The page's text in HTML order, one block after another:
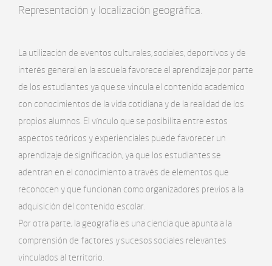
Representación y localización geográfica.
La utilización de eventos culturales, sociales, deportivos y de
interés general en la escuela favorece el aprendizaje por parte
de los estudiantes ya que se vincula el contenido académico
con conocimientos de la vida cotidiana y de la realidad de los
propios alumnos. El vínculo que se posibilita entre estos
aspectos teóricos y experienciales puede favorecer un
aprendizaje de significación, ya que los estudiantes se
adentran en el conocimiento a través de elementos que
reconocen y que funcionan como organizadores previos a la
adquisición del contenido escolar.
Por otra parte, la geografía es una ciencia que apunta a la
comprensión de factores y sucesos sociales relevantes
vinculados al territorio.